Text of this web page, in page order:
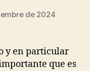
de 2024
y en particular
que es